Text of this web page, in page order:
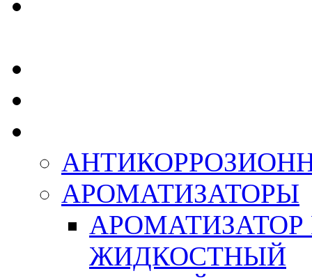
АРОМАТИЗАТОРЫ
ЖИДКОСТНЫЙ